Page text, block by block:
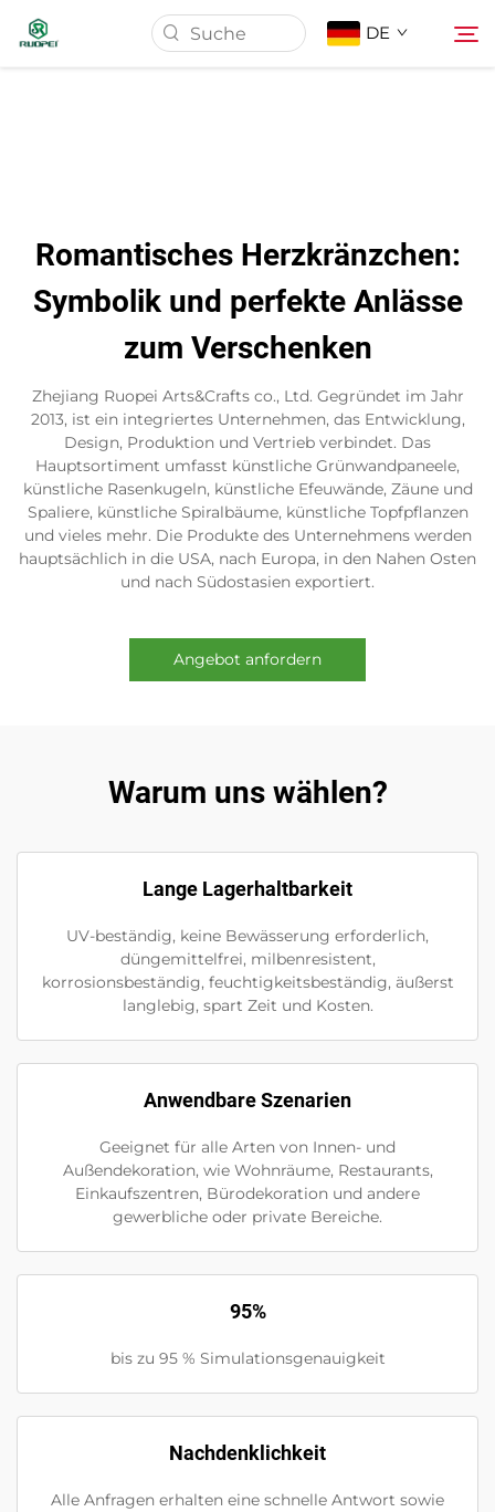
DE
Neuigkeiten
Download
Kontakt
Romantisches Herzkränzchen:
Symbolik und perfekte Anlässe
zum Verschenken
Zhejiang Ruopei Arts&Crafts co., Ltd. Gegründet im Jahr
2013, ist ein integriertes Unternehmen, das Entwicklung,
Design, Produktion und Vertrieb verbindet. Das
Hauptsortiment umfasst künstliche Grünwandpaneele,
künstliche Rasenkugeln, künstliche Efeuwände, Zäune und
Spaliere, künstliche Spiralbäume, künstliche Topfpflanzen
und vieles mehr. Die Produkte des Unternehmens werden
hauptsächlich in die USA, nach Europa, in den Nahen Osten
und nach Südostasien exportiert.
Angebot anfordern
Warum uns wählen?
Lange Lagerhaltbarkeit
UV-beständig, keine Bewässerung erforderlich,
düngemittelfrei, milbenresistent,
korrosionsbeständig, feuchtigkeitsbeständig, äußerst
langlebig, spart Zeit und Kosten.
Anwendbare Szenarien
Geeignet für alle Arten von Innen- und
Außendekoration, wie Wohnräume, Restaurants,
Einkaufszentren, Bürodekoration und andere
gewerbliche oder private Bereiche.
95%
bis zu 95 % Simulationsgenauigkeit
Nachdenklichkeit
Alle Anfragen erhalten eine schnelle Antwort sowie